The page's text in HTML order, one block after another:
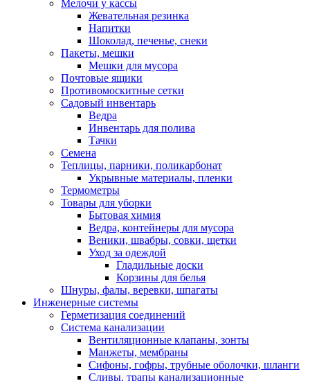
Мелочи у кассы
Жевательная резинка
Напитки
Шоколад, печенье, снеки
Пакеты, мешки
Мешки для мусора
Почтовые ящики
Противомоскитные сетки
Садовый инвентарь
Ведра
Инвентарь для полива
Тачки
Семена
Теплицы, парники, поликарбонат
Укрывные материалы, пленки
Термометры
Товары для уборки
Бытовая химия
Ведра, контейнеры для мусора
Веники, швабры, совки, щетки
Уход за одеждой
Гладильные доски
Корзины для белья
Шнуры, фалы, веревки, шпагаты
Инженерные системы
Герметизация соединений
Система канализации
Вентиляционные клапаны, зонты
Манжеты, мембраны
Сифоны, гофры, трубные оболочки, шланги
Сливы, трапы канализационные